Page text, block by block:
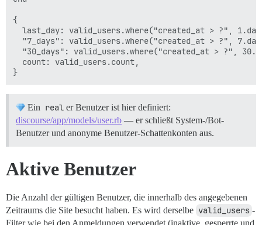
{
last_day: valid_users.where("created_at > ?",
"7_days": valid_users.where("created_at > ?",
"30_days": valid_users.where("created_at > ?",
  count: valid_users.count,
Ein real er Benutzer ist hier definiert:
discourse/app/models/user.rb — er schließt System-/Bot-
Benutzer und anonyme Benutzer-Schattenkonten aus.
Aktive Benutzer
Die Anzahl der gültigen Benutzer, die innerhalb des angegebenen
Zeitraums die Site besucht haben. Es wird derselbe valid_users -
Filter wie bei den Anmeldungen verwendet (inaktive, gesperrte und